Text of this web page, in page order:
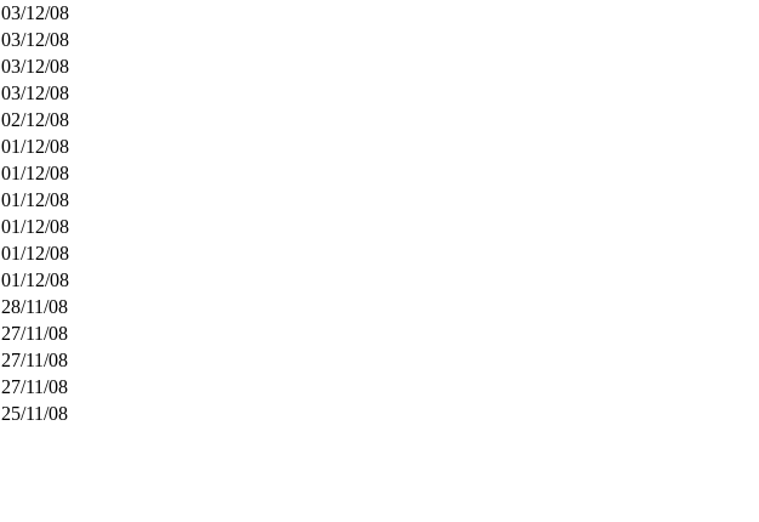
03/12/08
03/12/08
03/12/08
03/12/08
02/12/08
01/12/08
01/12/08
01/12/08
01/12/08
01/12/08
01/12/08
28/11/08
27/11/08
27/11/08
27/11/08
25/11/08